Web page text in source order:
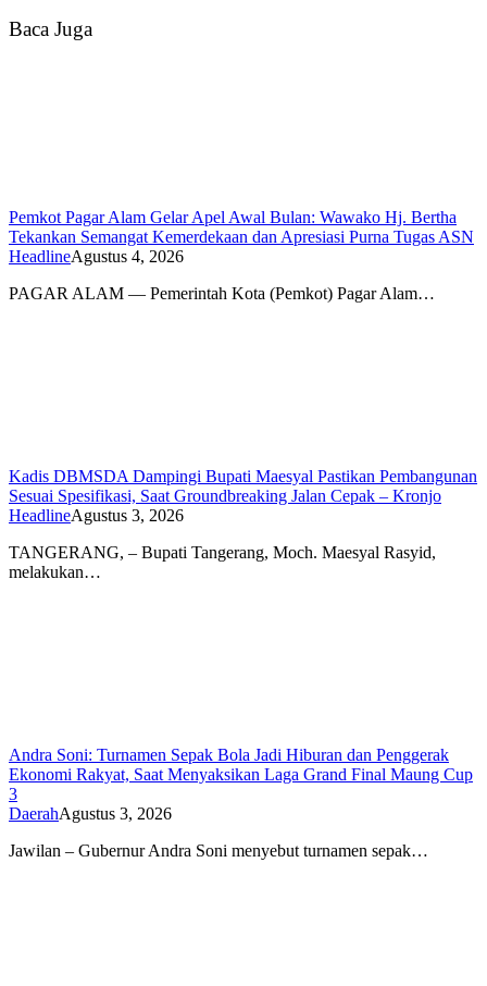
Baca Juga
Pemkot Pagar Alam Gelar Apel Awal Bulan: Wawako Hj. Bertha
Tekankan Semangat Kemerdekaan dan Apresiasi Purna Tugas ASN
HeadlineAgustus 4, 2026
PAGAR ALAM — Pemerintah Kota (Pemkot) Pagar Alam…
Kadis DBMSDA Dampingi Bupati Maesyal Pastikan Pembangunan
Sesuai Spesifikasi, Saat Groundbreaking Jalan Cepak – Kronjo
HeadlineAgustus 3, 2026
TANGERANG, – Bupati Tangerang, Moch. Maesyal Rasyid,
melakukan…
Andra Soni: Turnamen Sepak Bola Jadi Hiburan dan Penggerak
Ekonomi Rakyat, Saat Menyaksikan Laga Grand Final Maung Cup
3
DaerahAgustus 3, 2026
Jawilan – Gubernur Andra Soni menyebut turnamen sepak…